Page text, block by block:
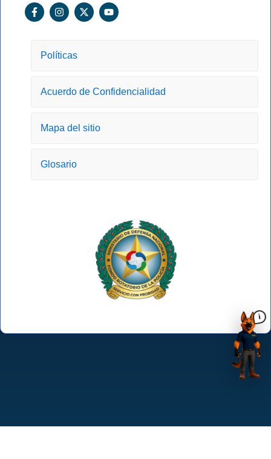
i
F
a
I
n
g
X
-
Y
o
Políticas
Acuerdo de Confidencialidad
Mapa del sitio
Glosario